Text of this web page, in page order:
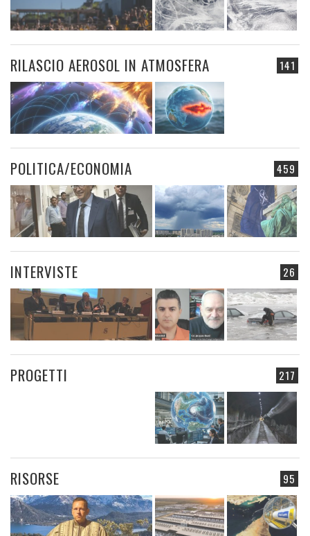
141
RILASCIO AEROSOL IN ATMOSFERA
459
POLITICA/ECONOMIA
26
INTERVISTE
217
PROGETTI
95
RISORSE